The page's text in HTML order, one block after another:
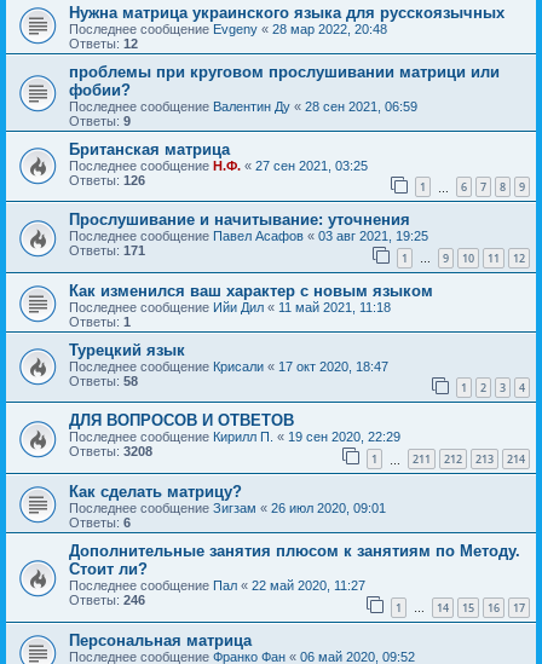
Нужна матрица украинского языка для русскоязычных
Последнее сообщение Evgeny « 28 мар 2022, 20:48
Ответы: 12
проблемы при круговом прослушивании матрици или
фобии?
Последнее сообщение Валентин Ду « 28 сен 2021, 06:59
Ответы: 9
Британская матрица
Последнее сообщение Н.Ф. « 27 сен 2021, 03:25
Ответы: 126 1 6 7 8 9
Прослушивание и начитывание: уточнения
Последнее сообщение Павел Асафов « 03 авг 2021, 19:25
Ответы: 171 1 … 9 10 11 12
Как изменился ваш характер с новым языком
Последнее сообщение Ийи Дил « 11 май 2021, 11:18
Ответы: 1
Турецкий язык
Последнее сообщение Крисали « 17 окт 2020, 18:47
Ответы: 58 1 2 3 4
ДЛЯ ВОПРОСОВ И ОТВЕТОВ
Последнее сообщение Кирилл П. « 19 сен 2020, 22:29
Ответы: 3208 1 211 212 213 214
Как сделать матрицу?
Последнее сообщение Зигзам « 26 июл 2020, 09:01
Ответы: 6
Дополнительные занятия плюсом к занятиям по Методу.
Стоит ли?
Последнее сообщение Пал « 22 май 2020, 11:27
Ответы: 246 1 … 14 15 16 17
Персональная матрица
Последнее сообщение Франко Фан « 06 май 2020, 09:52